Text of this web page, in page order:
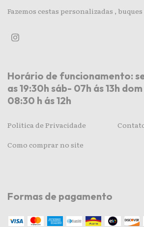
Fazemos cestas personalizadas ,
Horário de funcionamento:
as 19:30h sáb- 07h ás 13h
08:30 h ás 12h
Politica de Privacidade
Como comprar no site
Formas de pagamento